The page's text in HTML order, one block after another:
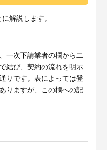
解説します。
一次下請業者の欄から二
結び、契約の流れを明示
りです。表によっては登
りますが、この欄への記